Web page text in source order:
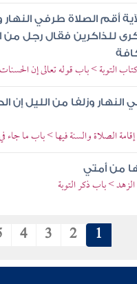
أقم الصلاة طرفي
للذاكرين فقال رجل من
التوبة > باب قوله تعالى إن
النهار وزلفا من الليل
الصلاة والسنة فيها > باب ما جاء
من أمتي
> باب ذكر التوبة
1
2
3
4